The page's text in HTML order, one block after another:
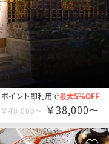
ポイント即利用で最大5％OFF
￥40,000〜 ￥38,000〜